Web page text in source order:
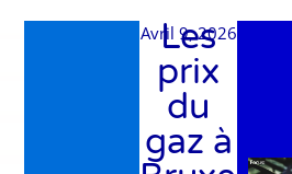
Avril 9, 2026
Les
prix
du
gaz à